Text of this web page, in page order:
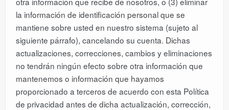
la información de identificación personal que se
mantiene sobre usted en nuestro sistema (sujeto al
siguiente párrafo), cancelando su cuenta. Dichas
actualizaciones, correcciones, cambios y eliminaciones
no tendrán ningún efecto sobre otra información que
mantenemos o información que hayamos
proporcionado a terceros de acuerdo con esta Política
de privacidad antes de dicha actualización, corrección,